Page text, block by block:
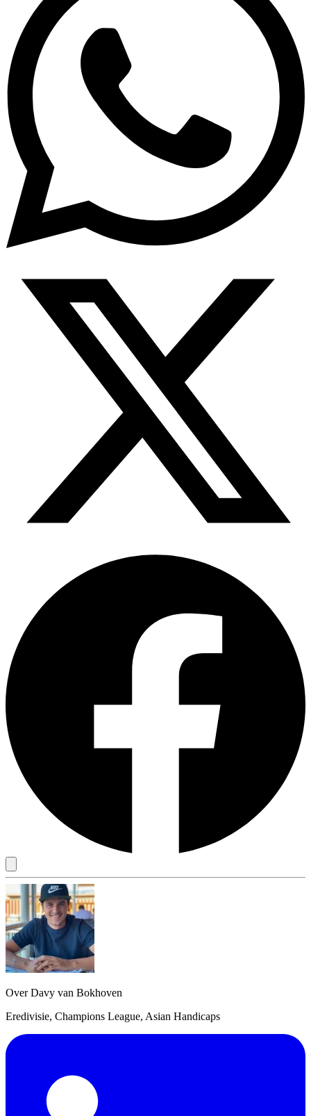
Over Davy van Bokhoven
Eredivisie, Champions League, Asian Handicaps